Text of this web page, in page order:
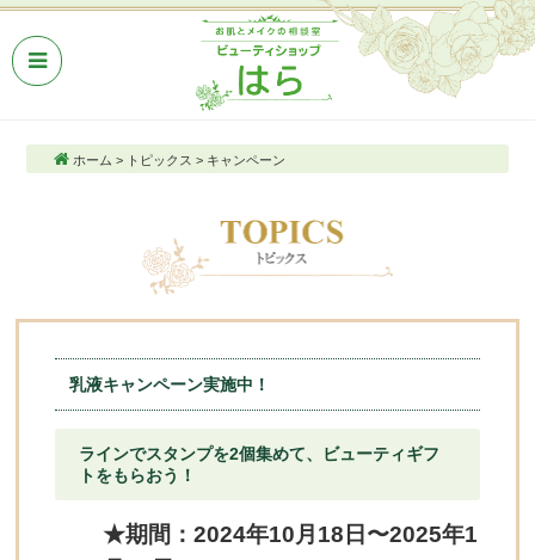
ホーム > トピックス > キャンペーン
乳液キャンペーン実施中！
ラインでスタンプを2個集めて、ビューティギフ
トをもらおう！
★期間：2024年10月18日〜2025年1